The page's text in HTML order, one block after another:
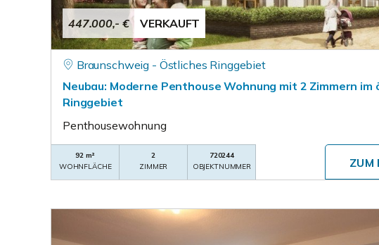
447.000,- € VERKAUFT
Braunschweig - Östliches Ringgebiet
Neubau: Moderne Penthouse Wohnung mit 2 Zimmern im
Ringgebiet
Penthousewohnung
92 m²
WOHNFLÄCHE
2
ZIMMER
720244
OBJEKTNUMMER
ZUM